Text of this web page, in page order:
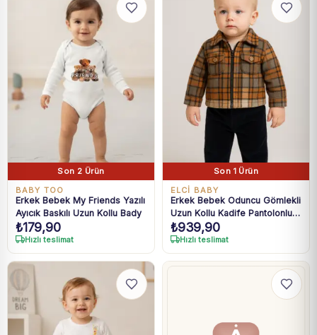
Son 2 Ürün
BABY TOO
Erkek Bebek My Friends Yazılı
Ayıcık Baskılı Uzun Kollu Bady
₺179,90
Hızlı teslimat
Son 1 Ürün
ELCİ BABY
Erkek Bebek Oduncu Gömlekli
Uzun Kollu Kadife Pantolonlu
3' lü Takım
₺939,90
Hızlı teslimat